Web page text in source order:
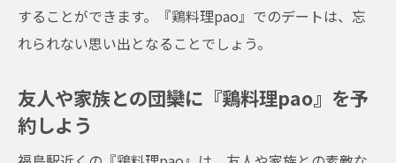
することができます。『鶏料理pao』でのデートは、忘
れられない思い出となることでしょう。
友人や家族との団欒に『鶏料理pao』を予
約しよう